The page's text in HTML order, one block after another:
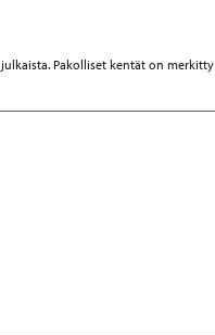
Pakolliset kentät on merkitty